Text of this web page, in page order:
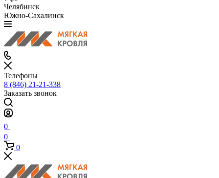
Челябинск
Южно-Сахалинск
Телефоны
8 (846) 21-21-338
Заказать звонок
0
0
0